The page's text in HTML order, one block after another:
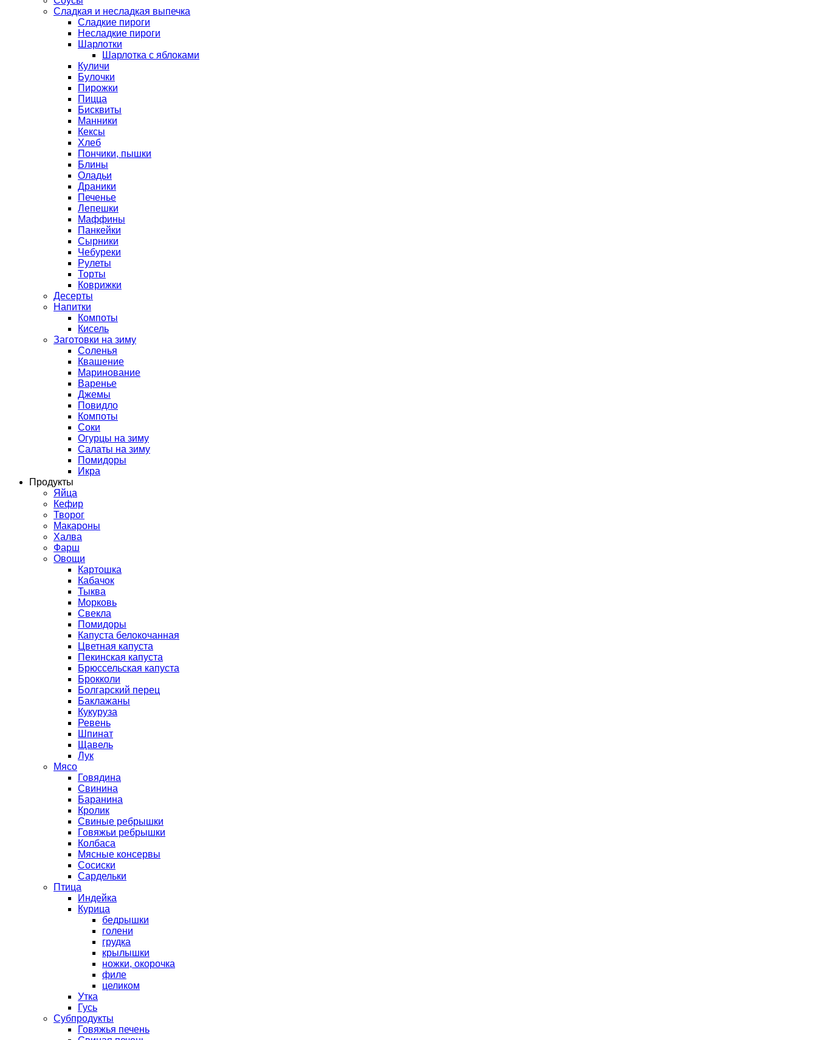
Сладкая и несладкая выпечка
Сладкие пироги
Несладкие пироги
Шарлотки
Шарлотка с яблоками
Куличи
Булочки
Пирожки
Пицца
Бисквиты
Манники
Кексы
Хлеб
Пончики, пышки
Блины
Оладьи
Драники
Печенье
Лепешки
Маффины
Панкейки
Сырники
Чебуреки
Рулеты
Торты
Коврижки
Десерты
Напитки
Компоты
Кисель
Заготовки на зиму
Соленья
Квашение
Маринование
Варенье
Джемы
Повидло
Компоты
Соки
Огурцы на зиму
Салаты на зиму
Помидоры
Икра
Продукты
Яйца
Кефир
Творог
Макароны
Халва
Фарш
Овощи
Картошка
Кабачок
Тыква
Морковь
Свекла
Помидоры
Капуста белокочанная
Цветная капуста
Пекинская капуста
Брюссельская капуста
Брокколи
Болгарский перец
Баклажаны
Кукуруза
Ревень
Шпинат
Щавель
Лук
Мясо
Говядина
Свинина
Баранина
Кролик
Свиные ребрышки
Говяжьи ребрышки
Колбаса
Мясные консервы
Сосиски
Сардельки
Птица
Индейка
Курица
бедрышки
голени
грудка
крылышки
ножки, окорочка
филе
целиком
Утка
Гусь
Субпродукты
Говяжья печень